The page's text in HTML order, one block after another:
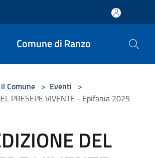
Comune di Ranzo
Comune > Eventi >
PRESEPE VIVENTE - Epifania 2025
DEL